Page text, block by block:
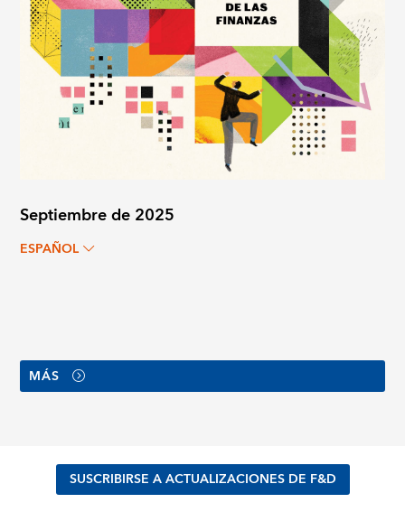
Septiembre de 2025
ESPAÑOL
MÁS
SUSCRIBIRSE A ACTUALIZACIONES DE F&D